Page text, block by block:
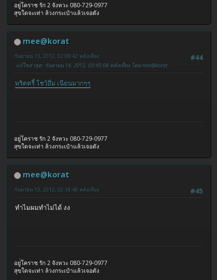
อยู่่โคราช รัก 2 จังหวะ 080-729-0977
สุขใดจะเท่า ล้วงกระเป๋าแล้วเจอตัง
mee@korat
#44
กันยายน 13, 2012, 02:08:42 หลังเที่ยง
แก้ไขล่าสุด: กันยายน 14, 2012, 03:45:08 หลังเที่ยง โดย mee@korat
พริตตรี้ โชว์อึ่ม เนียนมากๆๆ
อยู่่โคราช รัก 2 จังหวะ 080-729-0977
สุขใดจะเท่า ล้วงกระเป๋าแล้วเจอตัง
mee@korat
#45
กันยายน 13, 2012, 02:18:48 หลังเที่ยง
ทำไมผมทำไม่ได้ งง
อยู่่โคราช รัก 2 จังหวะ 080-729-0977
สุขใดจะเท่า ล้วงกระเป๋าแล้วเจอตัง